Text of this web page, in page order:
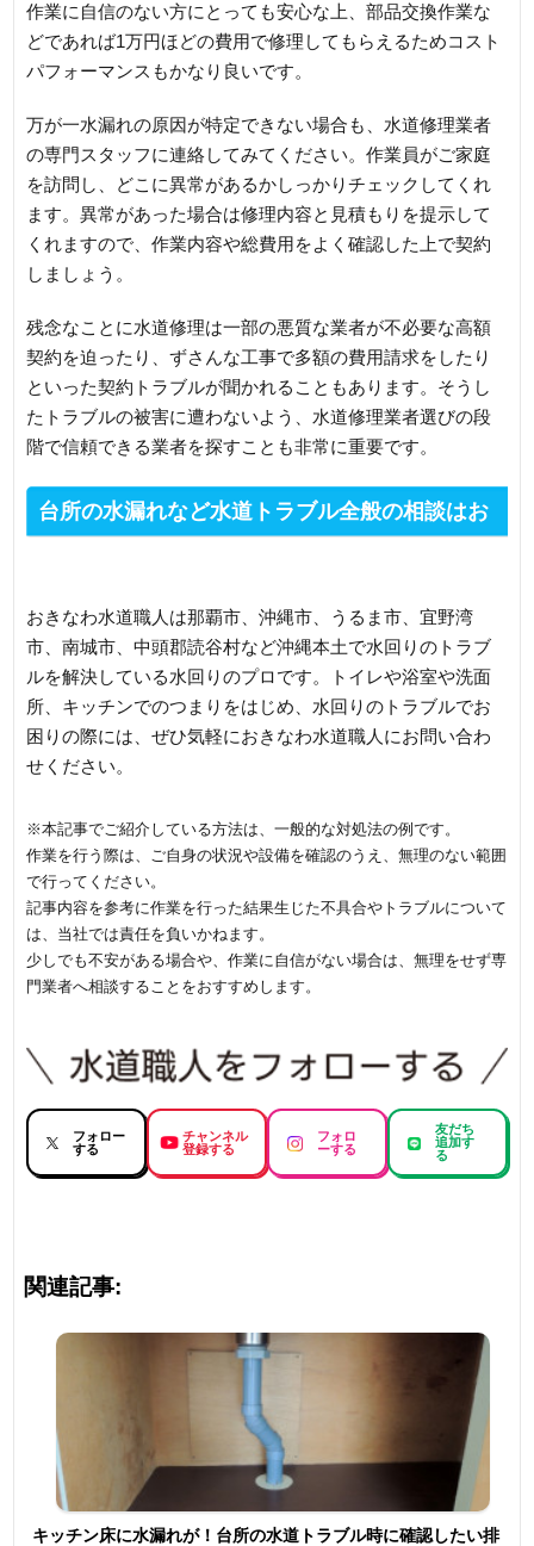
作業に自信のない方にとっても安心な上、部品交換作業な
どであれば1万円ほどの費用で修理してもらえるためコスト
パフォーマンスもかなり良いです。
万が一水漏れの原因が特定できない場合も、水道修理業者
の専門スタッフに連絡してみてください。作業員がご家庭
を訪問し、どこに異常があるかしっかりチェックしてくれ
ます。異常があった場合は修理内容と見積もりを提示して
くれますので、作業内容や総費用をよく確認した上で契約
しましょう。
残念なことに水道修理は一部の悪質な業者が不必要な高額
契約を迫ったり、ずさんな工事で多額の費用請求をしたり
といった契約トラブルが聞かれることもあります。そうし
たトラブルの被害に遭わないよう、水道修理業者選びの段
階で信頼できる業者を探すことも非常に重要です。
台所の水漏れなど水道トラブル全般の相談はお
おきなわ水道職人は那覇市、沖縄市、うるま市、宜野湾
市、南城市、中頭郡読谷村など沖縄本土で水回りのトラブ
ルを解決している水回りのプロです。トイレや浴室や洗面
所、キッチンでのつまりをはじめ、水回りのトラブルでお
困りの際には、ぜひ気軽におきなわ水道職人にお問い合わ
せください。
※本記事でご紹介している方法は、一般的な対処法の例です。
作業を行う際は、ご自身の状況や設備を確認のうえ、無理のない範囲
で行ってください。
記事内容を参考に作業を行った結果生じた不具合やトラブルについて
は、当社では責任を負いかねます。
少しでも不安がある場合や、作業に自信がない場合は、無理をせず専
門業者へ相談することをおすすめします。
フォロー
する
チャンネル
登録する
フォロ
ーする
友だち
追加す
る
関連記事:
キッチン床に水漏れが！台所の水道トラブル時に確認したい排